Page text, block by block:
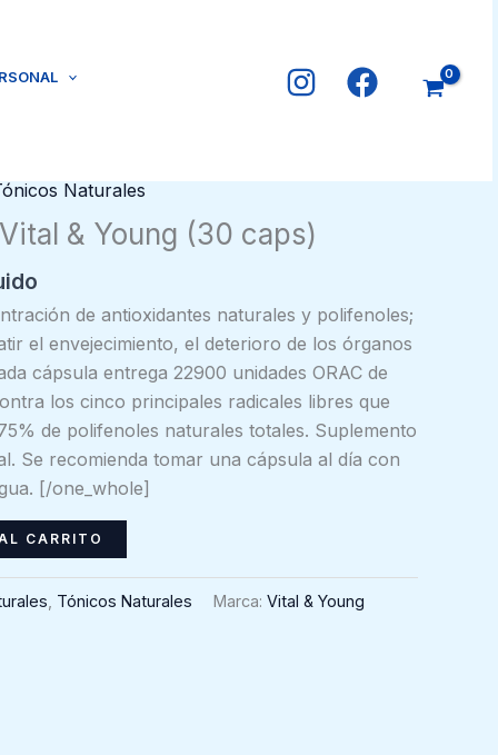
Naturales
& Young (30 caps)
de antioxidantes naturales y polifenoles;
el envejecimiento, el deterioro de los órganos
cápsula entrega 22900 unidades ORAC de
los cinco principales radicales libres que
de polifenoles naturales totales. Suplemento
Se recomienda tomar una cápsula al día con
[/one_whole]
CARRITO
Tónicos Naturales Marca: Vital & Young